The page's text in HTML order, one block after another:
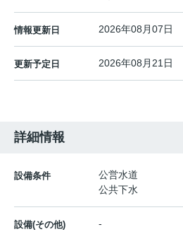
情報更新日 2026年08月07日
更新予定日 2026年08月21日
詳細情報
設備条件
公営水道
公共下水
設備(その他) -